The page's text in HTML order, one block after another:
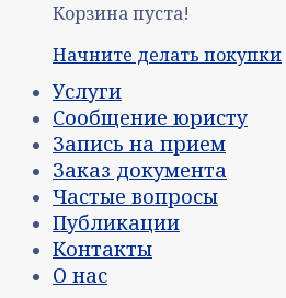
Корзина пуста!
Начните делать покупки
Услуги
Сообщение юристу
Запись на прием
Заказ документа
Частые вопросы
Публикации
Контакты
О нас